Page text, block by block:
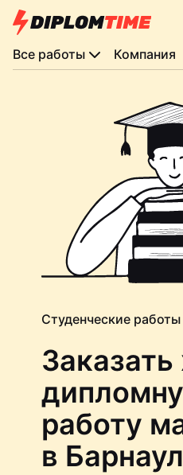
Все работы Компания
Студенческие работы
работу
в